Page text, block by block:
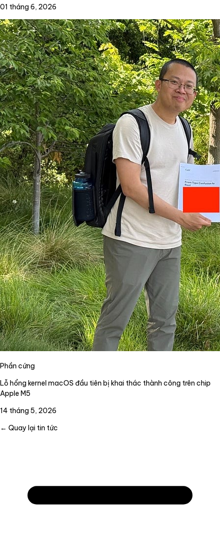
01 tháng 6, 2026
Phần cứng
Lỗ hổng kernel macOS đầu tiên bị khai thác thành công trên chip
Apple M5
14 tháng 5, 2026
← Quay lại tin tức